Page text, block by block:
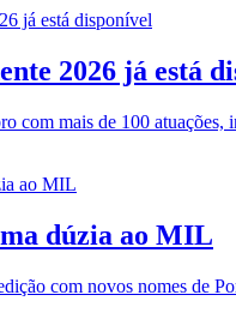
2026 já está
com mais de 100 atuações,
dúzia ao MIL
com novos nomes de